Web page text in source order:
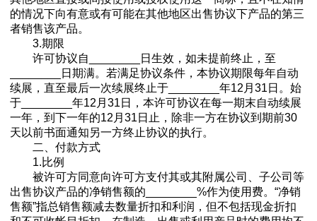
的情况下向有意或有可能在其他地区出售协议下产品的第三
者销售该产品。
3.期限
许可协议自________日生效，如未提前终止，至
________日期满。若满足协议条件，本协议期限每年自动
续展，直至最后一次续展终止于________年12月31日。始
于________年12月31日，本许可协议在每一期末自动续展
一年，到下一年的12月31日止，除非一方在协议到期前30
天以前书面通知另一方终止协议的执行。
二、付款方式
1.比例
被许可方同意向许可方支付其或其附属公司、子公司等
出售协议产品的净销售额的________%作为使用费。“净销
售额”指总销售额减去数量折扣和利润，但不包括现金折扣